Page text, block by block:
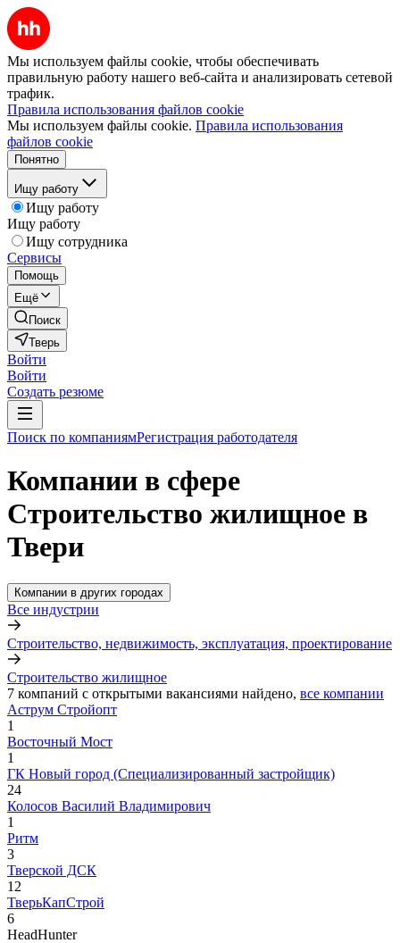
Мы используем файлы cookie, чтобы обеспечивать
правильную работу нашего веб-сайта и анализировать сетевой
трафик.
Правила использования файлов cookie
Мы используем файлы cookie. Правила использования
файлов cookie
Понятно
Ищу работу
Ищу работу
Ищу работу
Ищу сотрудника
Сервисы
Помощь
Ещё
Поиск
Тверь
Войти
Войти
Создать резюме
Поиск по компаниямРегистрация работодателя
Компании в сфере
Строительство жилищное в
Твери
Компании в других городах
Все индустрии
Строительство, недвижимость, эксплуатация, проектирование
Строительство жилищное
7 компаний с открытыми вакансиями найдено, все компании
Аструм Стройопт
1
Восточный Мост
1
ГК Новый город (Специализированный застройщик)
24
Колосов Василий Владимирович
1
Ритм
3
Тверской ДСК
12
ТверьКапСтрой
6
HeadHunter